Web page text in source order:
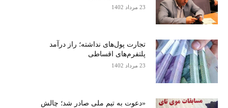
23 مرداد 1402
تجارت پول‌های نداشته؛ راز درآمد
پلتفرم‌های اقساطی
23 مرداد 1402
«دعوت به تیم ملی صادر شد؛ چالش